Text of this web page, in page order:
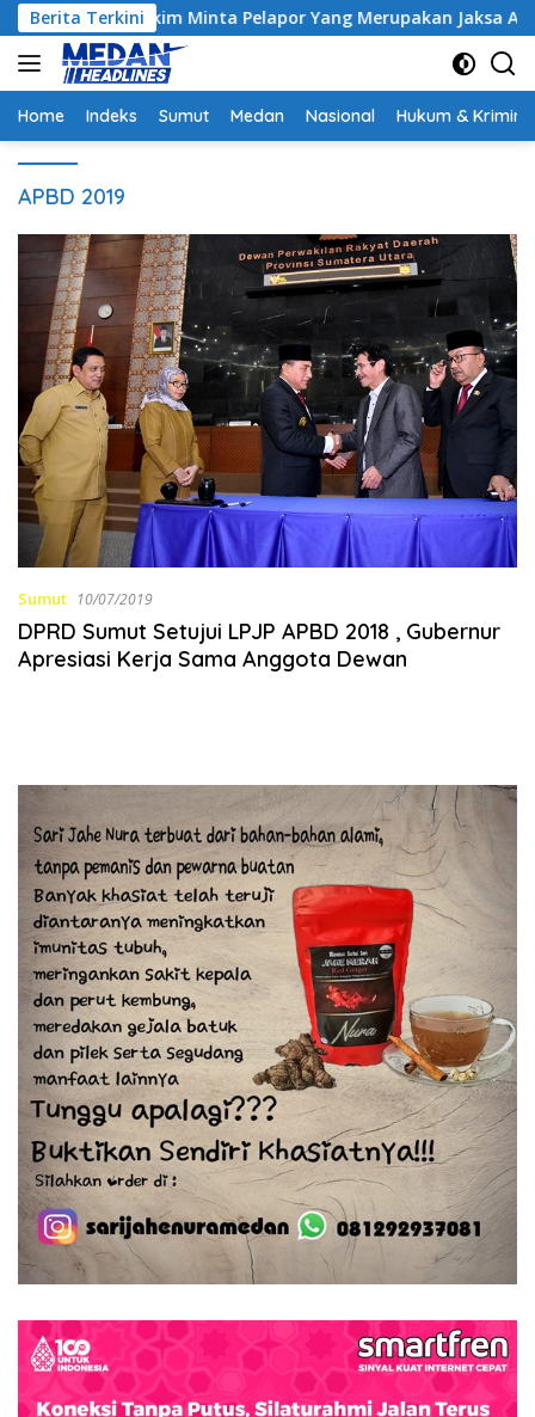
Langsung
ke
konten
Berita Terkini
Hakim Minta Pelapor Yang Merupakan Jaksa Agar
Home Indeks Sumut Medan Nasional Hukum &
APBD 2019
Sumut 10/07/2019
DPRD Sumut Setujui LPJP APBD 2018 , Gubernur
Apresiasi Kerja Sama Anggota Dewan